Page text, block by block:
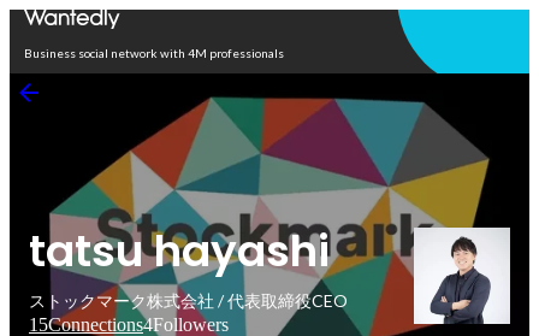
Business social network with 4M professionals
tatsu hayashi
ストックマーク株式会社 / 代表取締役CEO
15Connections4Followers